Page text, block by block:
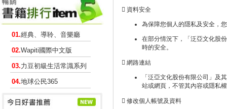
01.經典、導聆、音樂廳
02.Wapiti國際中文版
03.力豆初級生活常識系列
04.地球公民365
 資料安全
為保障您個人的隱私及安全，
在部分情況下，「泛亞文化股
時的安全。
 網路連結
「泛亞文化股份有限公司」及
站或網頁，不管其內容或隱私
 修改個人帳號及資料